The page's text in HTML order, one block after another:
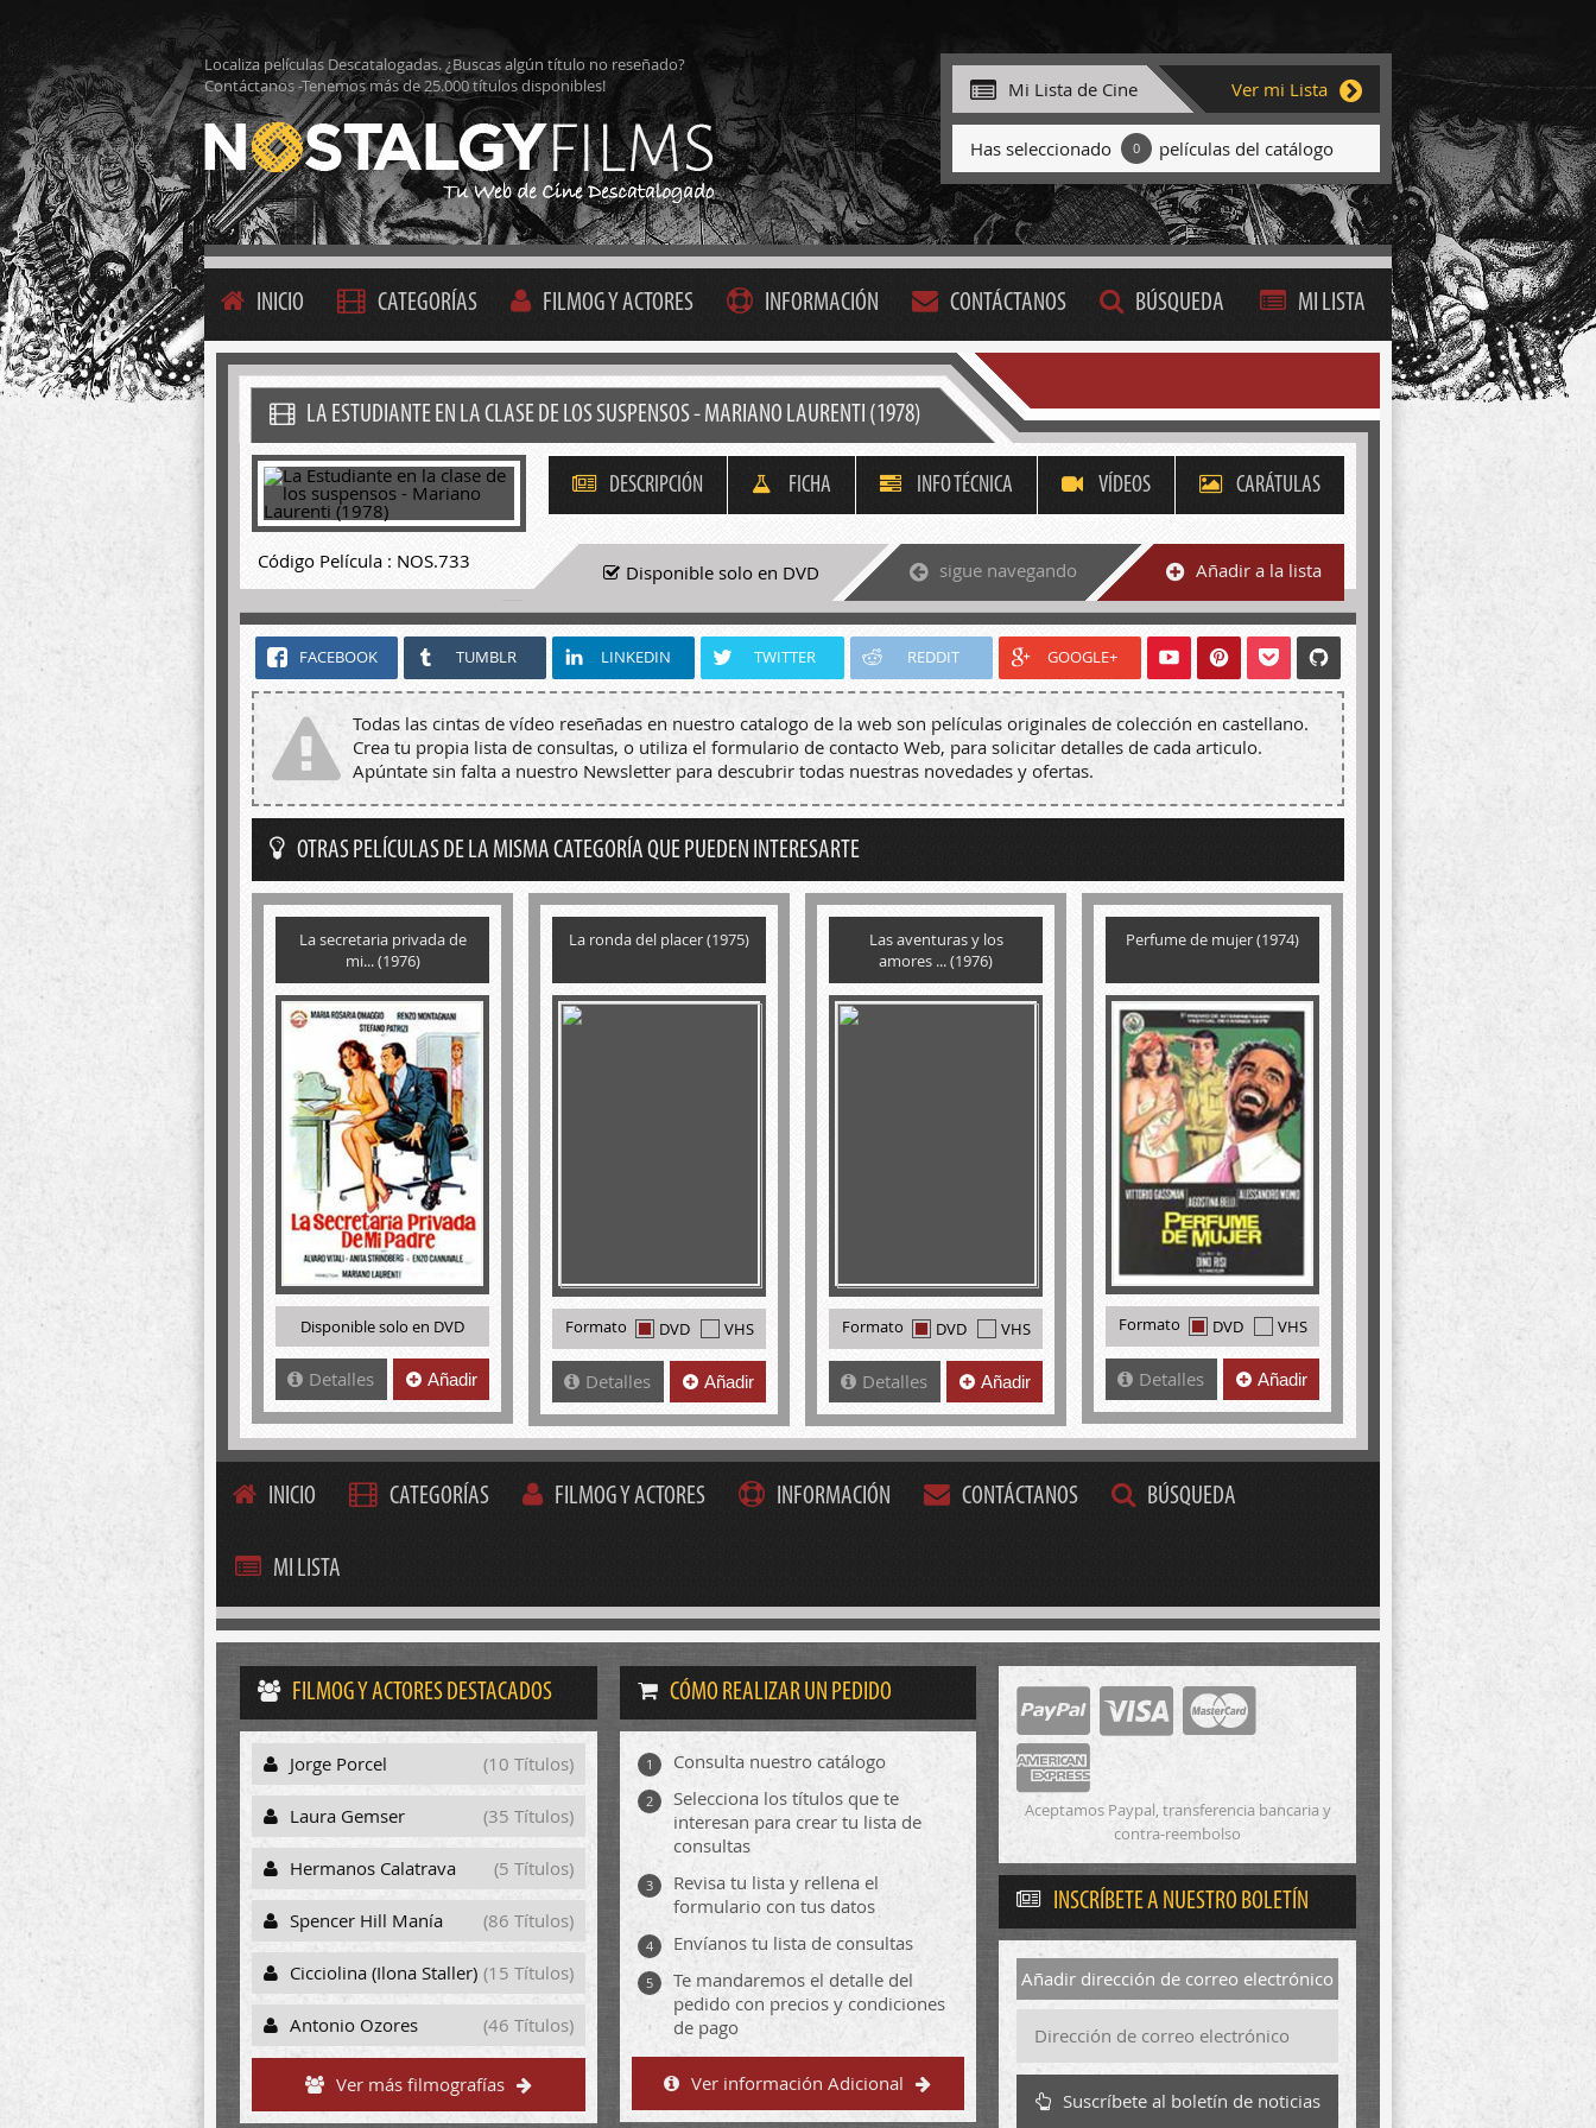
Localiza películas Descatalogadas. ¿Buscas algún título no reseñado?
Contáctanos -Tenemos más de 25.000 títulos disponibles!
Mi Lista de Cine Ver mi Lista
Has seleccionado 0 películas del catálogo
INICIO CATEGORÍAS FILMOG Y ACTORES INFORMACIÓN CONTÁCTANOS BÚSQUEDA MI LISTA
LA ESTUDIANTE EN LA CLASE DE LOS SUSPENSOS - MARIANO LAURENTI (1978)
DESCRIPCIÓN FICHA INFO TÉCNICA VÍDEOS CARÁTULAS
Código Película : NOS.733 Disponible solo en DVD sigue navegando Añadir a la lista
FACEBOOK TUMBLR LINKEDIN TWITTER REDDIT GOOGLE+
Todas las cintas de vídeo reseñadas en nuestro catalogo de la web son películas originales de colección en castellano.
Crea tu propia lista de consultas, o utiliza el formulario de contacto Web, para solicitar detalles de cada articulo.
Apúntate sin falta a nuestro Newsletter para descubrir todas nuestras novedades y ofertas.
OTRAS PELÍCULAS DE LA MISMA CATEGORÍA QUE PUEDEN INTERESARTE
La secretaria privada de
mi... (1976)
Disponible solo en DVD
Detalles Añadir
La ronda del placer (1975)
Formato DVD VHS
Detalles Añadir
Las aventuras y los
amores ... (1976)
Formato DVD VHS
Detalles Añadir
Perfume de mujer (1974)
Formato DVD VHS
Detalles Añadir
INICIO CATEGORÍAS FILMOG Y ACTORES INFORMACIÓN CONTÁCTANOS BÚSQUEDA
MI LISTA
FILMOG Y ACTORES DESTACADOS
Jorge Porcel (10 Títulos)
Laura Gemser (35 Títulos)
Hermanos Calatrava (5 Títulos)
Spencer Hill Manía (86 Títulos)
Cicciolina (Ilona Staller) (15 Títulos)
Antonio Ozores (46 Títulos)
Ver más filmografías
CÓMO REALIZAR UN PEDIDO
1 Consulta nuestro catálogo
2
Selecciona los títulos que te
interesan para crear tu lista de
consultas
3
Revisa tu lista y rellena el
formulario con tus datos
4 Envíanos tu lista de consultas
5
Te mandaremos el detalle del
pedido con precios y condiciones
de pago
Ver información Adicional
Aceptamos Paypal, transferencia bancaria y
contra-reembolso
INSCRÍBETE A NUESTRO BOLETÍN
Añadir dirección de correo electrónico
Suscríbete al boletín de noticias